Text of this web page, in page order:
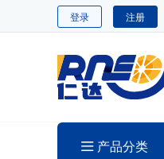
登录 注册
产品分类